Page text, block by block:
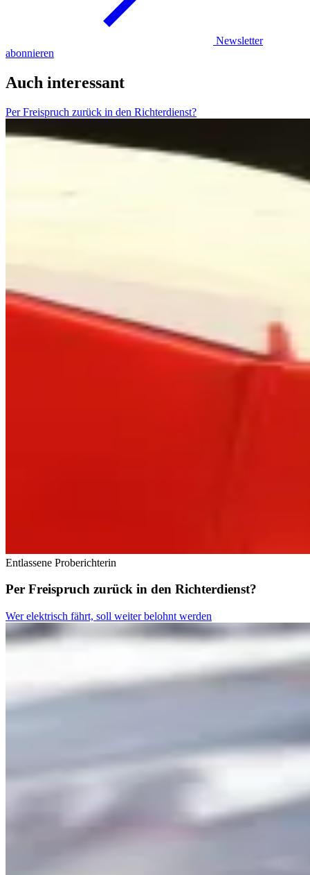
Newsletter
abonnieren
Auch interessant
Per Freispruch zurück in den Richterdienst?
Entlassene Proberichterin
Per Freispruch zurück in den Richterdienst?
Wer elektrisch fährt, soll weiter belohnt werden